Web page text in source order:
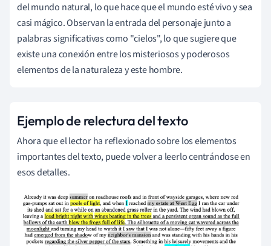
del mundo natural, lo que hace que el mundo esté vivo y sea
casi mágico. Observan la entrada del personaje junto a
palabras significativas como "cielos", lo que sugiere que
existe una conexión entre los misteriosos y poderosos
elementos de la naturaleza y este hombre.
Ejemplo de relectura del texto
Ahora que el lector ha reflexionado sobre los elementos
importantes del texto, puede volver a leerlo centrándose en
esos detalles.